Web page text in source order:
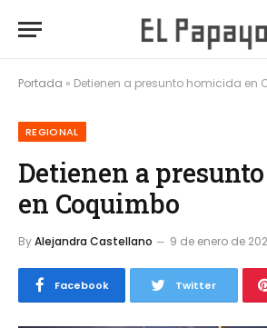
Portada » Detienen a presunto homicida en
REGIONAL
Detienen a
en Coquimbo
ByAlejandra Castellano 9 de enero de
Facebook Twitter